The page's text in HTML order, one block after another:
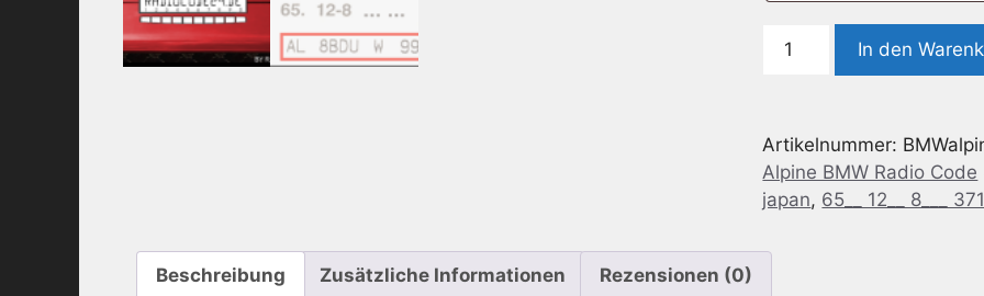
Radio
BMW
Alpine
C33
JAPAN
In den
Artikelnummer:
Alpine BMW Radio Code
japan, 65__ 12__ 8___
Beschreibung Zusätzliche Informationen Rezensionen (0)